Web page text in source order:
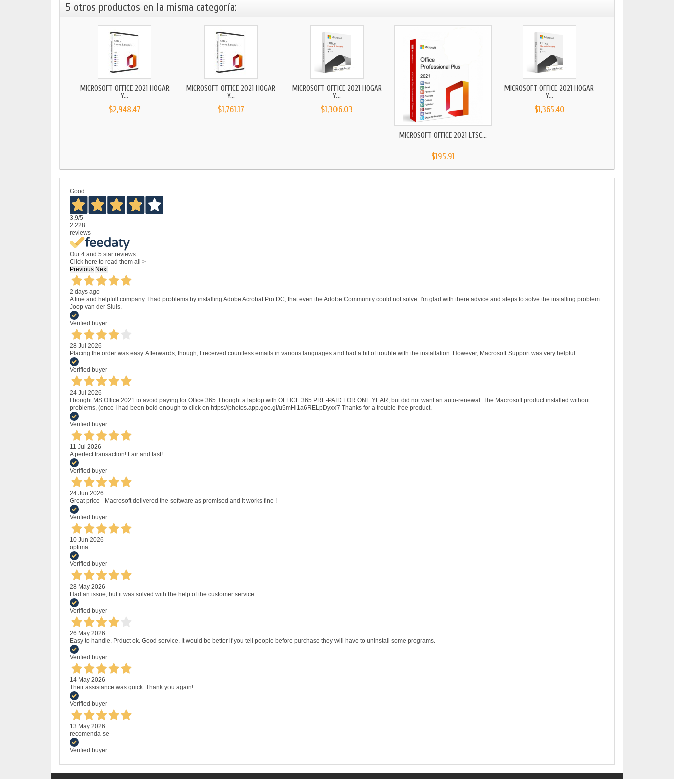
5 otros productos en la misma categoría:
MICROSOFT OFFICE 2021 HOGAR
Y...
$2,948.47
MICROSOFT OFFICE 2021 HOGAR
Y...
$1,761.17
MICROSOFT OFFICE 2021 HOGAR
Y...
$1,306.03
MICROSOFT OFFICE 2021 LTSC...
$195.91
MICROSOFT OFFICE 2021 HOGAR
Y...
$1,365.40
Good
3,9/5
2.228
reviews
Our 4 and 5 star reviews.
Click here to read them all >
Previous Next
2 days ago
A fine and helpfull company. I had problems by installing Adobe Acrobat Pro DC, that even the Adobe Community could not solve. I'm glad with there advice and steps to solve the installing problem.
Joop van der Sluis.
Verified buyer
28 Jul 2026
Placing the order was easy. Afterwards, though, I received countless emails in various languages and had a bit of trouble with the installation. However, Macrosoft Support was very helpful.
Verified buyer
24 Jul 2026
I bought MS Office 2021 to avoid paying for Office 365. I bought a laptop with OFFICE 365 PRE-PAID FOR ONE YEAR, but did not want an auto-renewal. The Macrosoft product installed without
problems, (once I had been bold enough to click on https://photos.app.goo.gl/u5mHi1a6RELpDyxx7 Thanks for a trouble-free product.
Verified buyer
11 Jul 2026
A perfect transaction! Fair and fast!
Verified buyer
24 Jun 2026
Great price - Macrosoft delivered the software as promised and it works fine !
Verified buyer
10 Jun 2026
optima
Verified buyer
28 May 2026
Had an issue, but it was solved with the help of the customer service.
Verified buyer
26 May 2026
Easy to handle. Prduct ok. Good service. It would be better if you tell people before purchase they will have to uninstall some programs.
Verified buyer
14 May 2026
Their assistance was quick. Thank you again!
Verified buyer
13 May 2026
recomenda-se
Verified buyer